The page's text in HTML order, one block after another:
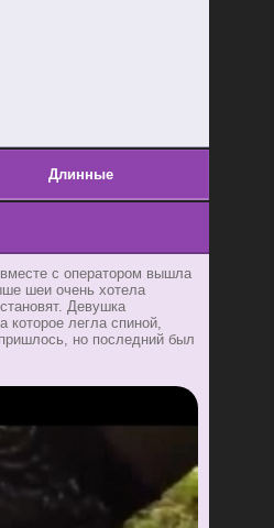
Длинные
с оператором вышла
шеи очень хотела
Девушка
которое легла спиной,
но последний был